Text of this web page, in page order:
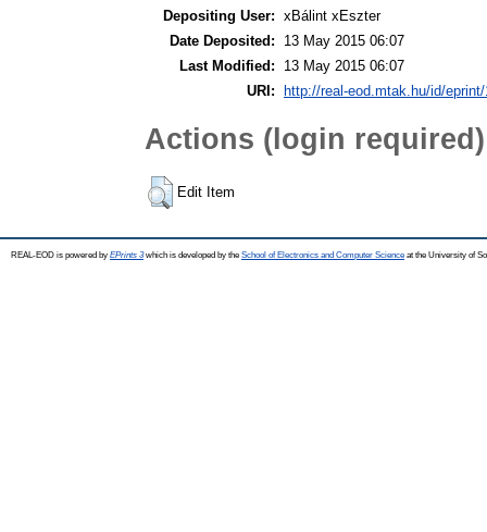
Depositing User: xBálint xEszter
Date Deposited:
13 May 2015 06:07
Last Modified:
13 May 2015 06:07
URI:
http://real-eod.mtak.hu/id/
Actions (login required)
Edit Item
REAL-EOD is powered by EPrints 3which is developed by the School of Electronics and Computer Science at the University of